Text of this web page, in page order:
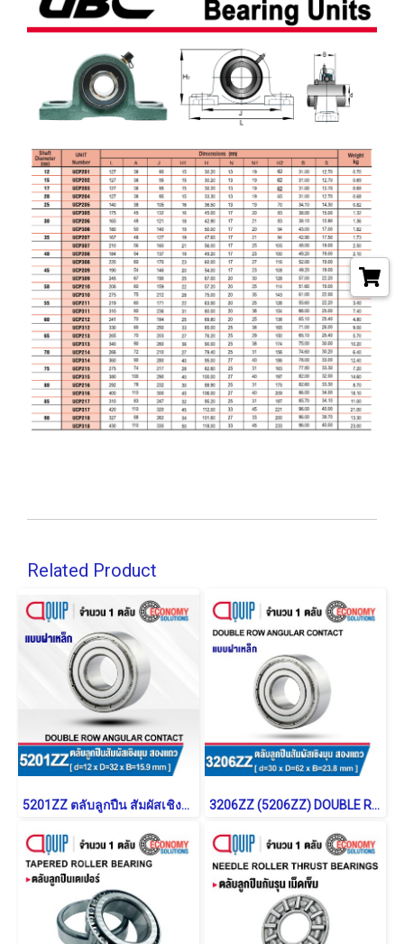
Related Product
5201ZZ ตลับลูกปืน สัมผัสเชิงมุม 2 แถว แบบฝาเหล็ก (DOUBLE ROW ANGULAR CONTACT BALL BEARING) 3206ZZ (5206ZZ) DOUBLE ROW ANGULAR CONTACT BALL BEARING